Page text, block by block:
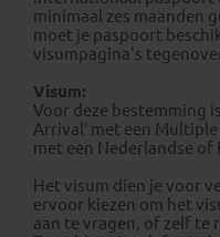
minimaal zes maanden
moet je paspoort
visumpagina's
Visum:
Voor deze bestemming
Arrival’ met een
met een Nederlandse
Het visum dien je voor
ervoor kiezen om het
aan te vragen, of zelf te